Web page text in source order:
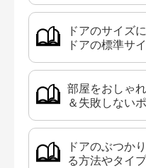
ドアのサイズ
ドアの標準サ
部屋をおしゃ
＆失敗しない
ドアのぶつか
る方法やタイ